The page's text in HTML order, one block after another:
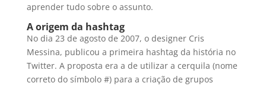
aprender tudo sobre o assunto.
A origem da hashtag
No dia 23 de agosto de 2007, o designer Cris
Messina, publicou a primeira hashtag da história no
Twitter. A proposta era a de utilizar a cerquila (nome
correto do símbolo #) para a criação de grupos